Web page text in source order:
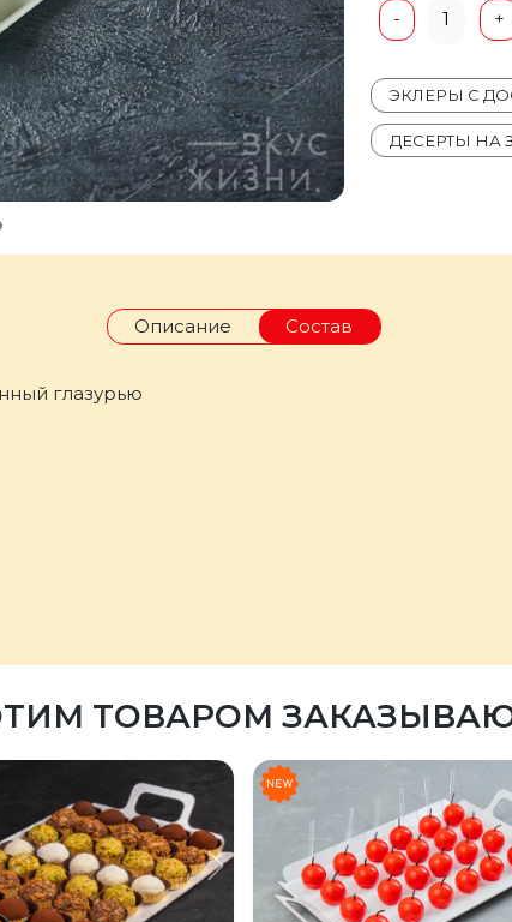
- 1 +
ЭКЛЕРЫ С
ДЕСЕРТЫ НА
Описание Состав
глазурью
ТОВАРОМ
Следующий